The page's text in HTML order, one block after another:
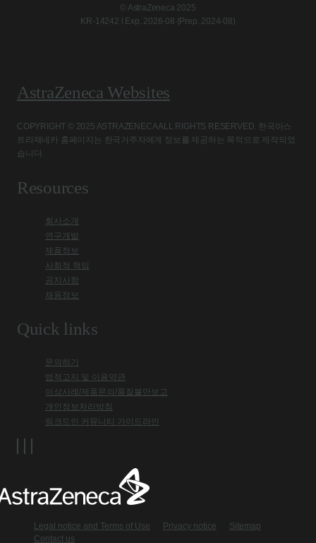
© AstraZeneca 2025
KR-14242 l Exp. 2026-08 (Prep. 2024-08)
AstraZeneca Websites
COPYRIGHT © 2025 ASTRAZENECA ALL RIGHTS RESERVED. 한국아스
트라제네카 홈페이지는 한국거주자에게 정보를 제공하는 목적으로 제작되었
습니다.
Resources
회사소개
연구개발
제품정보
사회적 책임
공지사항
채용정보
Quick links
문의하기
법적고지 및 이용약관
이상사례/제품문의/품질불만보고
개인정보처리방침
링크드인 커뮤니티 가이드라인
Legal notice and Terms of Use Privacy notice
Sitemap
Contact us